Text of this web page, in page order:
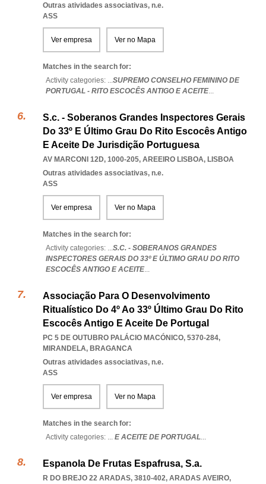
Outras atividades associativas, n.e.
ASS
Ver empresa Ver no Mapa
Matches in the search for:
Activity categories: ...SUPREMO CONSELHO FEMININO DE
PORTUGAL - RITO ESCOCÊS ANTIGO E ACEITE...
S.c. - Soberanos Grandes Inspectores Gerais
Do 33º E Último Grau Do Rito Escocês Antigo
E Aceite De Jurisdição Portuguesa
AV MARCONI 12D, 1000-205, AREEIRO LISBOA, LISBOA
Outras atividades associativas, n.e.
ASS
Ver empresa Ver no Mapa
Matches in the search for:
Activity categories: ...S.C. - SOBERANOS GRANDES
INSPECTORES GERAIS DO 33º E ÚLTIMO GRAU DO RITO
ESCOCÊS ANTIGO E ACEITE...
Associação Para O Desenvolvimento
Ritualístico Do 4º Ao 33º Último Grau Do Rito
Escocês Antigo E Aceite De Portugal
PC 5 DE OUTUBRO PALÁCIO MACÓNICO, 5370-284,
MIRANDELA, BRAGANCA
Outras atividades associativas, n.e.
ASS
Ver empresa Ver no Mapa
Matches in the search for:
Activity categories: ... E ACEITE DE PORTUGAL...
Espanola De Frutas Espafrusa, S.a.
R DO BREJO 22 ARADAS, 3810-402, ARADAS AVEIRO,